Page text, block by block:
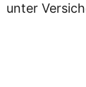
unter